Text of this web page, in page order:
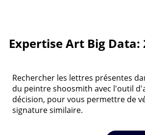
Expertise Art Big Data:
Rechercher les lettres présentes
du peintre shoosmith avec l'outil
décision, pour vous permettre de
signature similaire.